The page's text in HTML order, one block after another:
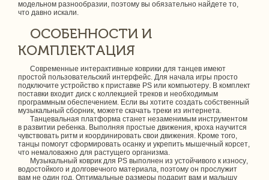
модельном разнообразии, поэтому вы обязательно найдете то,
что давно искали.
ОСОБЕННОСТИ И
КОМПЛЕКТАЦИЯ
Современные интерактивные коврики для танцев имеют
простой пользовательский интерфейс. Для начала игры просто
подключите устройство к приставке PS или компьютеру. В комплект
поставки входит диск с коллекцией треков и необходимым
программным обеспечением. Если вы хотите создать собственный
музыкальный сборник, можете скачать треки из интернета.
Танцевальная платформа станет незаменимым инструментом
в развитии ребенка. Выполняя простые движения, кроха научится
чувствовать ритм и координировать свои движения. Кроме того,
танцы помогут сформировать осанку и укрепить мышечный корсет,
что немаловажно для растущего организма.
Музыкальный коврик для PS выполнен из устойчивого к износу,
водостойкого и долговечного материала, поэтому он прослужит
вам не один год. Оптимальные размеры подарит вам и малышу